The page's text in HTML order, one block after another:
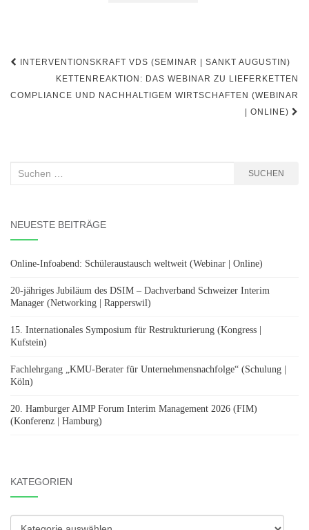
Beitragsnavigation
INTERVENTIONSKRAFT VDS (SEMINAR | SANKT AUGUSTIN)
KETTENREAKTION: DAS WEBINAR ZU LIEFERKETTEN
COMPLIANCE UND NACHHALTIGEM WIRTSCHAFTEN (WEBINAR
| ONLINE)
Suchen
SUCHEN
NEUESTE BEITRÄGE
Online-Infoabend: Schüleraustausch weltweit (Webinar | Online)
20-jähriges Jubiläum des DSIM – Dachverband Schweizer Interim
Manager (Networking | Rapperswil)
15. Internationales Symposium für Restrukturierung (Kongress |
Kufstein)
Fachlehrgang „KMU-Berater für Unternehmensnachfolge“ (Schulung |
Köln)
20. Hamburger AIMP Forum Interim Management 2026 (FIM)
(Konferenz | Hamburg)
KATEGORIEN
Kategorien